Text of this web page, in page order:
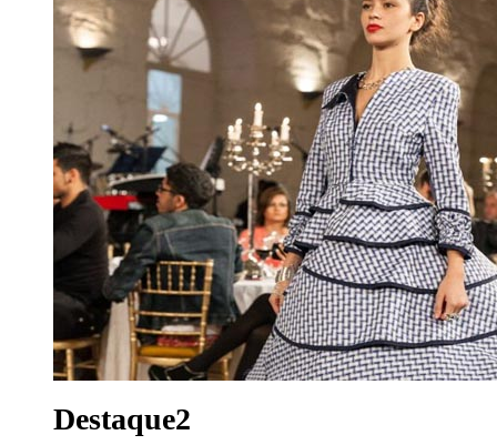
Destaque2